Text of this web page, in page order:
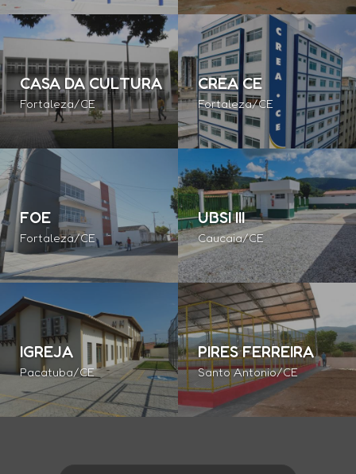
CASA DA CULTURA
Fortaleza/CE
CREA CE
Fortaleza/CE
FOE
Fortaleza/CE
UBSI III
Caucaia/CE
IGREJA
Pacatuba/CE
PIRES FERREIRA
Santo Antonio/CE